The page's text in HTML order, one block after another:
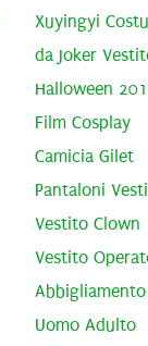
Xuyingyi
da Joker
Halloween
Film Cosplay
Camicia Gilet
Pantaloni
Vestito Clown
Vestito
Uomo Adulto